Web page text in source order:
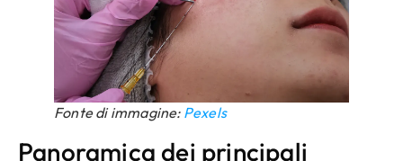
Fonte di immagine: Pexels
Panoramica dei principali